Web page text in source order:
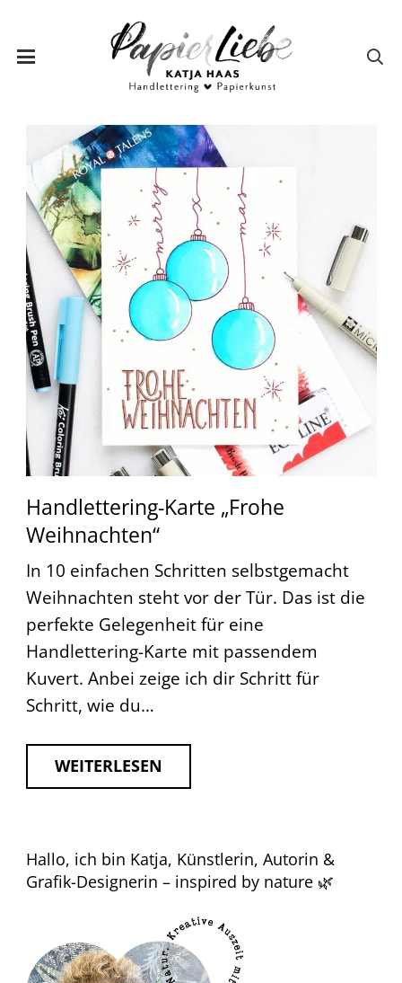
Handlettering-Karte „Frohe
Weihnachten“
In 10 einfachen Schritten selbstgemacht
Weihnachten steht vor der Tür. Das ist die
perfekte Gelegenheit für eine
Handlettering-Karte mit passendem
Kuvert. Anbei zeige ich dir Schritt für
Schritt, wie du…
WEITERLESEN
Hallo, ich bin Katja, Künstlerin, Autorin &
Grafik-Designerin – inspired by nature 🌿